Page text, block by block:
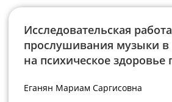
Исследовательская
прослушивания музыки
на психическое здоровье
Еганян Мариам Саргисовна